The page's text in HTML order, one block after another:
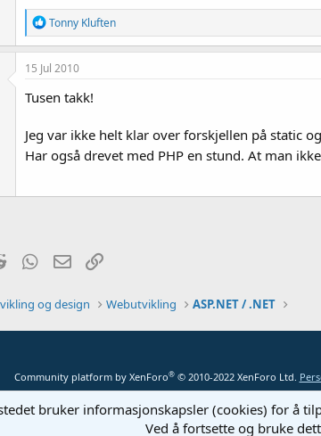
R
e
a
k
j
o
e
Tonny Kluften
15 Jul 2010
Tusen takk!
Jeg var ikke helt klar over forskjellen på static
Har også drevet med PHP en stund. At man
Reddit WhatsApp
E-post
og design Webutvikling ASP.NET / .NET
Community platform by XenForo® © 2010-2022 XenForo Ltd.
bruker informasjonskapsler (cookies) for å
Ved å fortsette og bruke